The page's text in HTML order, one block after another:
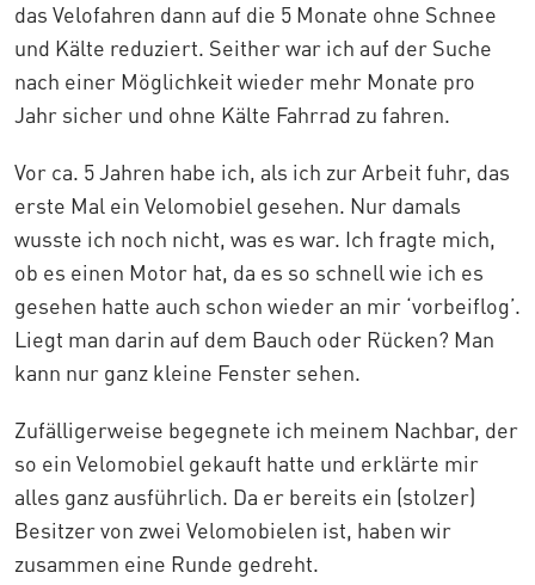
das Velofahren dann auf die 5 Monate ohne Schnee
und Kälte reduziert. Seither war ich auf der Suche
nach einer Möglichkeit wieder mehr Monate pro
Jahr sicher und ohne Kälte Fahrrad zu fahren.
Vor ca. 5 Jahren habe ich, als ich zur Arbeit fuhr, das
erste Mal ein Velomobiel gesehen. Nur damals
wusste ich noch nicht, was es war. Ich fragte mich,
ob es einen Motor hat, da es so schnell wie ich es
gesehen hatte auch schon wieder an mir ‘vorbeiflog’.
Liegt man darin auf dem Bauch oder Rücken? Man
kann nur ganz kleine Fenster sehen.
Zufälligerweise begegnete ich meinem Nachbar, der
so ein Velomobiel gekauft hatte und erklärte mir
alles ganz ausführlich. Da er bereits ein (stolzer)
Besitzer von zwei Velomobielen ist, haben wir
zusammen eine Runde gedreht.